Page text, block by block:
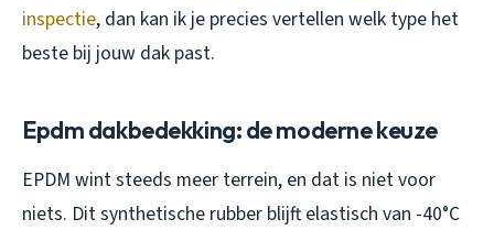
inspectie, dan kan ik je precies vertellen welk type het
beste bij jouw dak past.
Epdm dakbedekking: de moderne keuze
EPDM wint steeds meer terrein, en dat is niet voor
niets. Dit synthetische rubber blijft elastisch van -40°C